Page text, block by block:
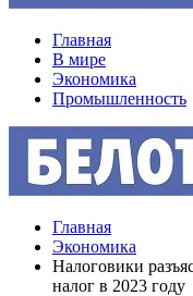
Главная
В мире
Экономика
Промышленность
Главная
Экономика
Налоговики
налог в 2023 году